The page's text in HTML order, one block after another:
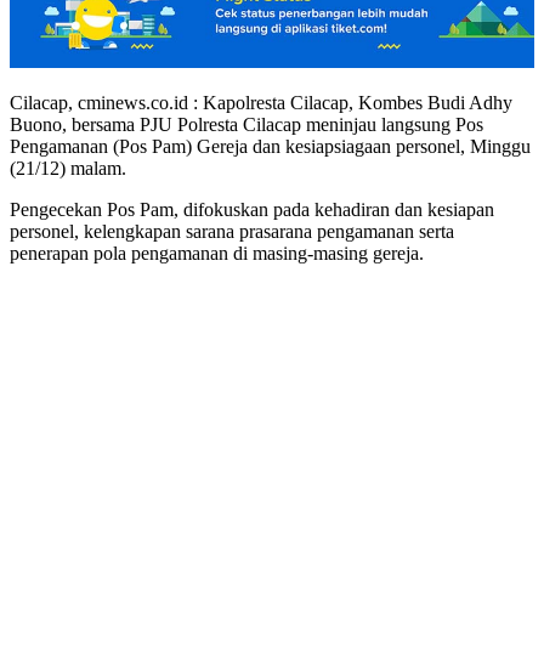
Cilacap, cminews.co.id : Kapolresta Cilacap, Kombes Budi Adhy
Buono, bersama PJU Polresta Cilacap meninjau langsung Pos
Pengamanan (Pos Pam) Gereja dan kesiapsiagaan personel, Minggu
(21/12) malam.
Pengecekan Pos Pam, difokuskan pada kehadiran dan kesiapan
personel, kelengkapan sarana prasarana pengamanan serta
penerapan pola pengamanan di masing-masing gereja.